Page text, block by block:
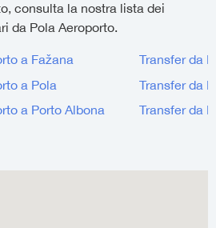
consulta la nostra lista dei
da Pola Aeroporto.
a Fažana
Transfer da
a Pola
Transfer da
a Porto Albona
Transfer da